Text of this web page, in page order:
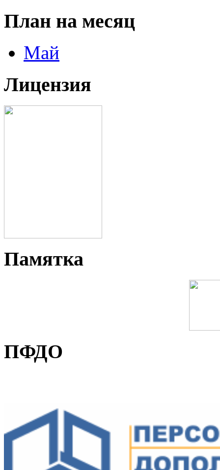
План на месяц
Май
Лицензия
Памятка
ПФДО